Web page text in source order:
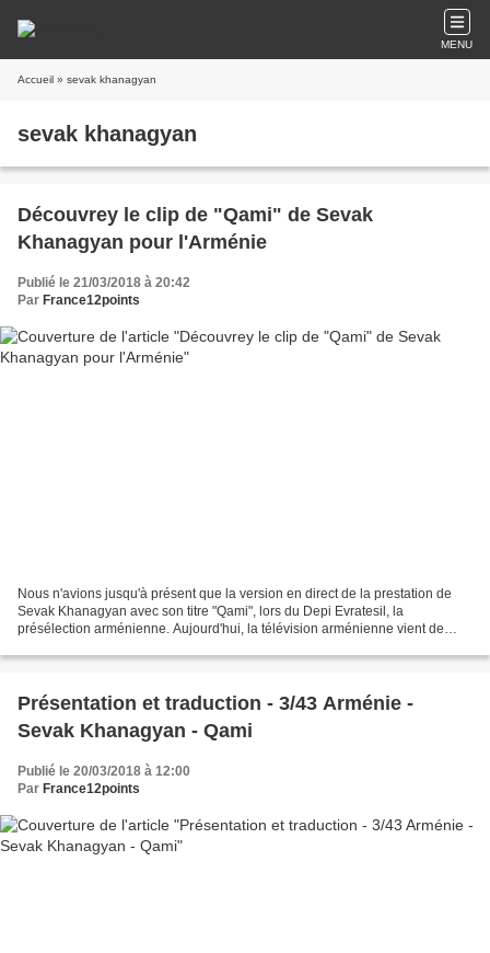
MENU
Accueil » sevak khanagyan
sevak khanagyan
Découvrey le clip de "Qami" de Sevak
Khanagyan pour l'Arménie
Publié le 21/03/2018 à 20:42
Par France12points
Nous n'avions jusqu'à présent que la version en direct de la prestation de
Sevak Khanagyan avec son titre "Qami", lors du Depi Evratesil, la
présélection arménienne. Aujourd'hui, la télévision arménienne vient de
Présentation et traduction - 3/43 Arménie -
Sevak Khanagyan - Qami
Publié le 20/03/2018 à 12:00
Par France12points